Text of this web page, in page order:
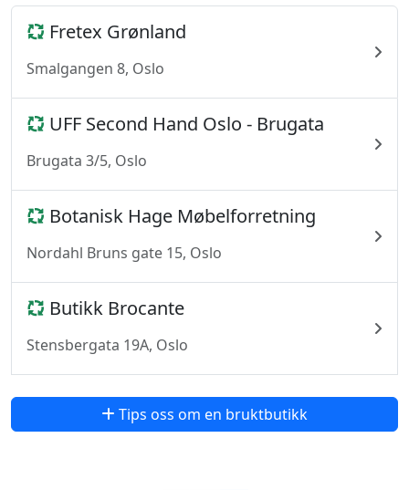
Fretex Grønland
Smalgangen 8, Oslo
UFF Second Hand Oslo - Brugata
Brugata 3/5, Oslo
Botanisk Hage Møbelforretning
Nordahl Bruns gate 15, Oslo
Butikk Brocante
Stensbergata 19A, Oslo
Tips oss om en bruktbutikk